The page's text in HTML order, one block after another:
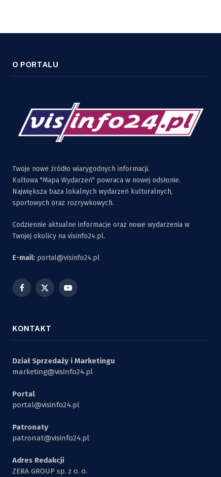
O PORTALU
Twoje nowe źródło wiarygodnych informacji.
Kultowa "Mapa Wydarzeń" powraca w nowej odsłonie.
Największa baza lokalnych wydarzeń kulturalnych,
sportowych oraz rozrywkowych.
Codziennie aktualne informacje oraz nowe wydarzenia w
Twojej okolicy na visinfo24.pl.
E-mail: portal@visinfo24.pl
Facebook
X
YouTube
KONTAKT
Dział Sprzedaży i Marketingu
marketing@visinfo24.pl
Portal
portal@visinfo24.pl
Patronaty
patronat@visinfo24.pl
Adres Redakcji
ZERA GROUP sp. z o. o.